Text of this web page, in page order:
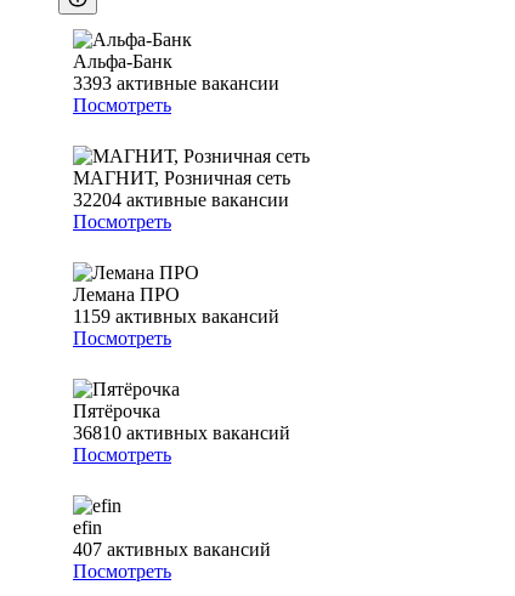
Альфа-Банк
3393 активные вакансии
Посмотреть
МАГНИТ, Розничная сеть
32204 активные вакансии
Посмотреть
Лемана ПРО
1159 активных вакансий
Посмотреть
Пятёрочка
36810 активных вакансий
Посмотреть
efin
407 активных вакансий
Посмотреть